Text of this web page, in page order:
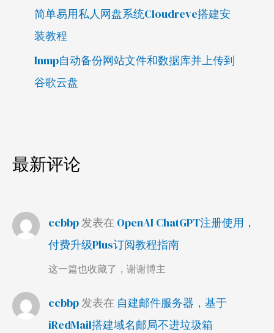
简单易用私人网盘系统Cloudreve搭建安
装教程
lnmp自动备份网站文件和数据库并上传到
谷歌云盘
最新评论
ccbbp发表在 OpenAI ChatGPT注册使用，
付费升级Plus订阅教程指南
这一篇也收藏了，谢谢博主
ccbbp发表在 自建邮件服务器，基于
iRedMail搭建域名邮局不进垃圾箱